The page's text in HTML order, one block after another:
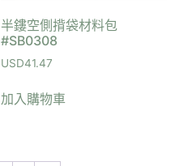
半鏤空側揹袋材料包
#SB0308
USD41.47
加入購物車